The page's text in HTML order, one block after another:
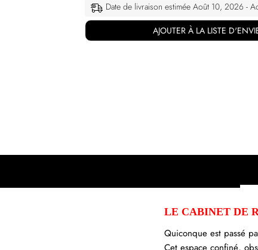
Date de livraison estimée Août 10, 2026 -
AJOUTER À LA LISTE
LE CABINET DE
Quiconque est passé